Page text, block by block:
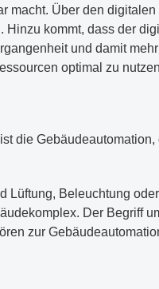
macht. Über den
Hinzu kommt, dass der
und damit
optimal zu
die
Lüftung, Beleuchtung
Der Begriff
zur